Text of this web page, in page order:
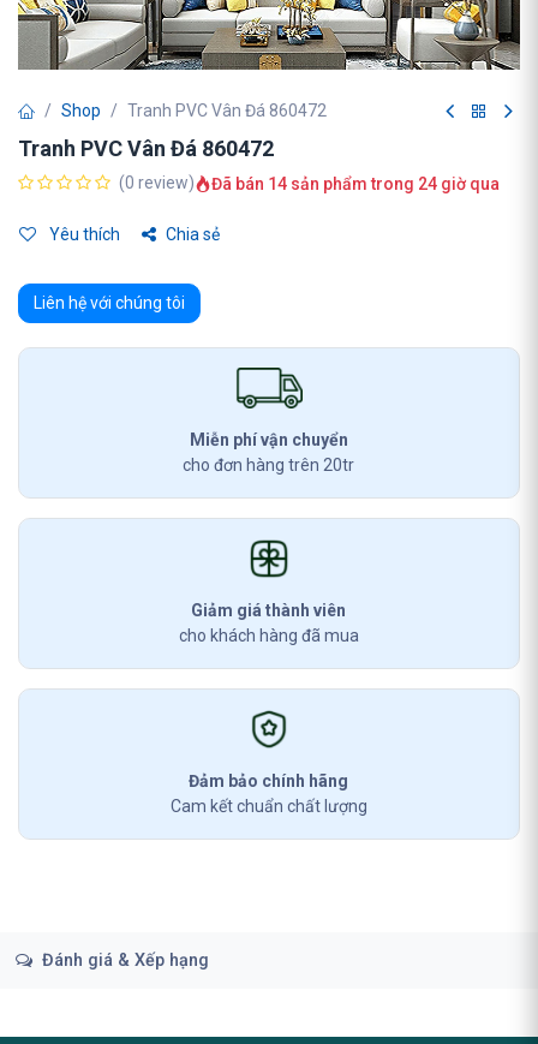
Shop Tranh PVC Vân Đá 860472
Tranh PVC Vân Đá 860472
(0 review) Đã bán 14 sản phẩm trong 24 giờ qua
Yêu thích Chia sẻ
Liên hệ với chúng tôi
Miễn phí vận chuyển
cho đơn hàng trên 20tr
Giảm giá thành viên
cho khách hàng đã mua
Đảm bảo chính hãng
Cam kết chuẩn chất lượng
Đánh giá & Xếp hạng